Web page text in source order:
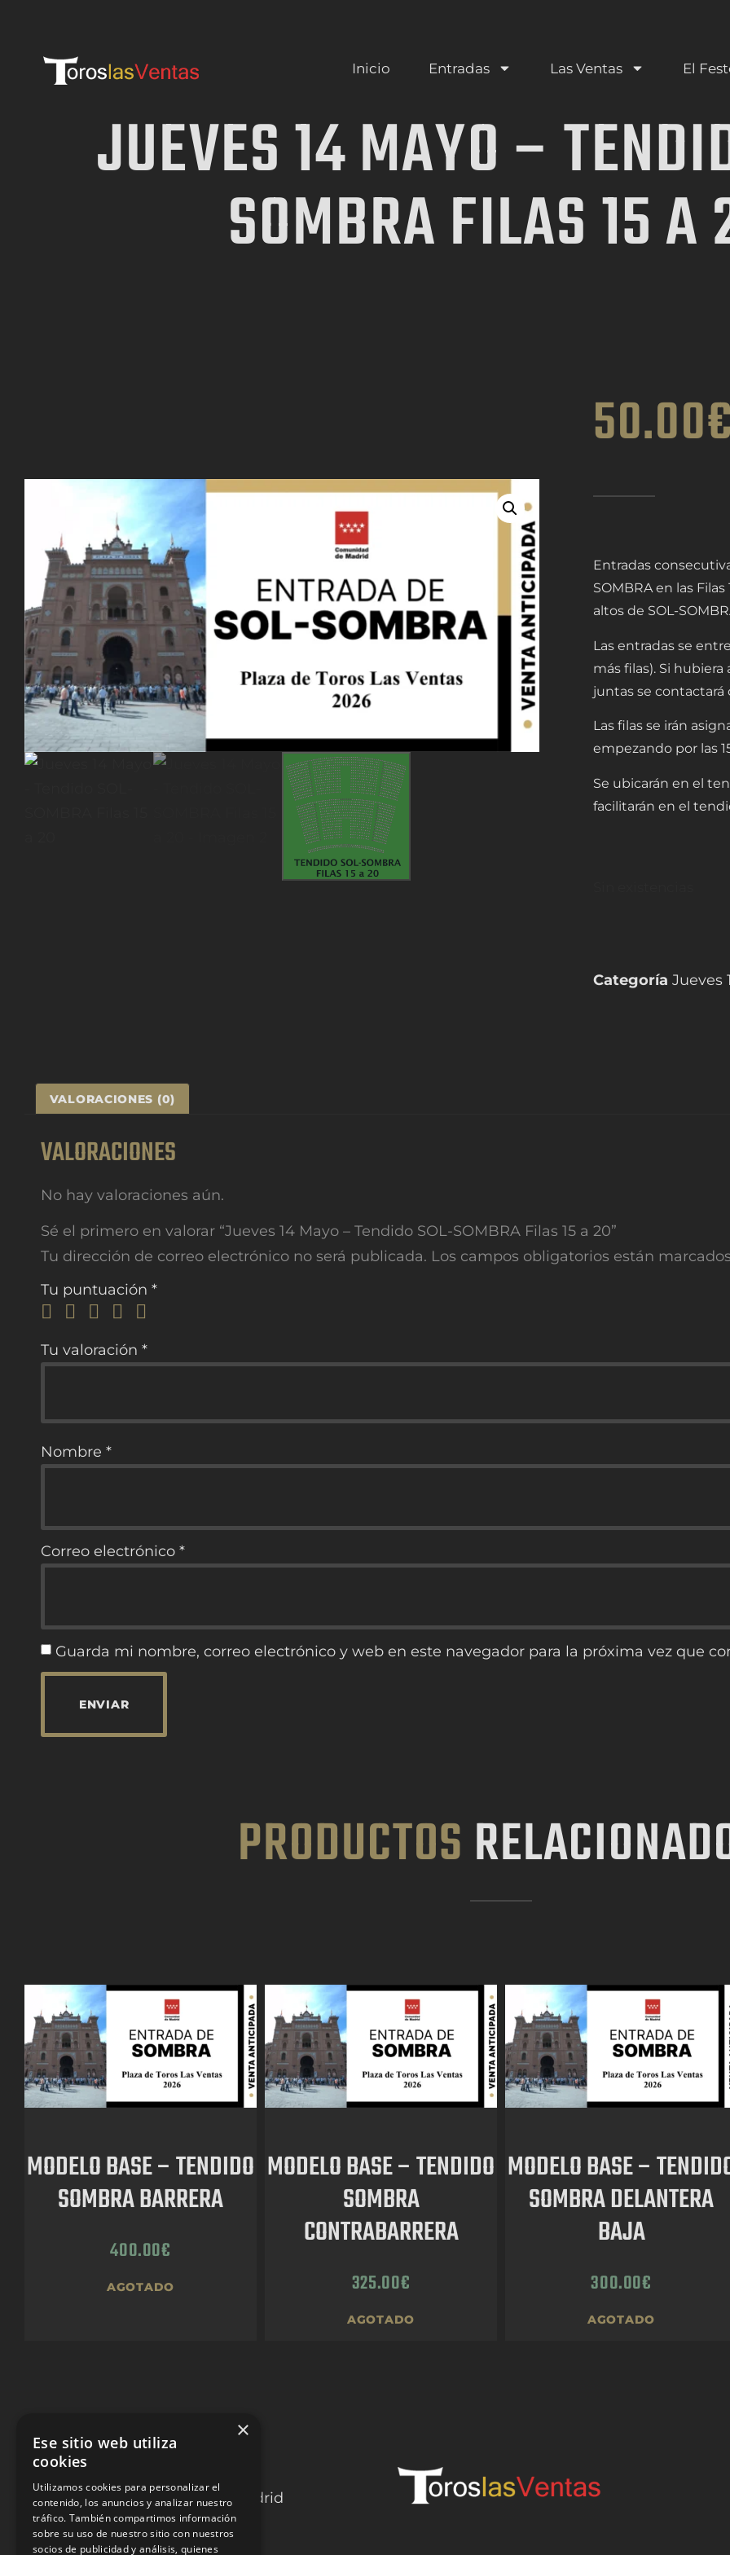
Inicio Entradas Las Ventas El
JUEVES 14 MAYO –
SOMBRA FILAS 15 A
50.00€
Entradas
SOMBRA en las
altos de SOL-
Las entradas se
más filas). Si
juntas se contactará
Las filas se irán
empezando por las
Se ubicarán en el
facilitarán en el
Categoría Jueves
VALORACIONES (0)
VALORACIONES
No hay valoraciones aún.
Sé el primero en valorar “Jueves 14 Mayo – Tendido SOL-SOMBRA Filas 15 a 20”
Tu dirección de correo electrónico no será publicada. Los campos obligatorios están
Tu puntuación *
Tu valoración *
Nombre *
Correo electrónico *
Guarda mi nombre, correo electrónico y web en este navegador para la próxima vez que
PRODUCTOS
MODELO BASE – TENDIDO
SOMBRA BARRERA
400.00€
AGOTADO
MODELO BASE – TENDIDO
SOMBRA
CONTRABARRERA
325.00€
AGOTADO
MODELO BASE –
SOMBRA DELANTERA
BAJA
300.00€
AGOTADO
TOROS LAS VENTAS
C. de la Victoria 9, 28012, Madrid
C. de Alejandro González, 5,
×
Ese sitio web utiliza
cookies
Utilizamos cookies para personalizar el
contenido, los anuncios y analizar nuestro
tráfico. También compartimos información
sobre su uso de nuestro sitio con nuestros
socios de publicidad y análisis, quienes